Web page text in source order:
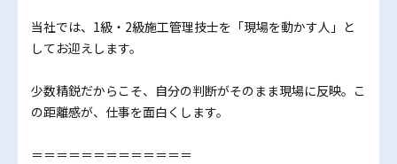
当社では、1級・2級施工管理技士を「現場を動かす人」と
してお迎えします。
少数精鋭だからこそ、自分の判断がそのまま現場に反映。こ
の距離感が、仕事を面白くします。
＝＝＝＝＝＝＝＝＝＝＝＝＝